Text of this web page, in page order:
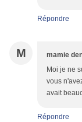
Répondre
M mamie
Moi je ne
vous
avait
Répondre